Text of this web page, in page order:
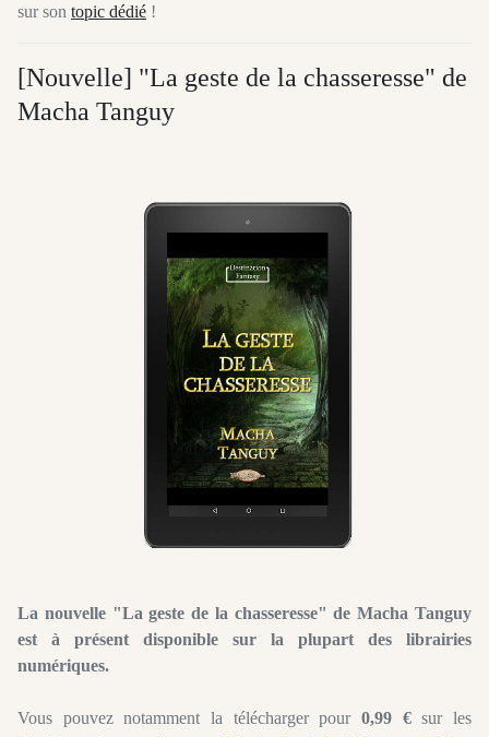
sur son topic dédié !
[Nouvelle] "La geste de la chasseresse" de
Macha Tanguy
La nouvelle "La geste de la chasseresse" de Macha Tanguy
est à présent disponible sur la plupart des librairies
numériques.
Vous pouvez notamment la télécharger pour 0,99 €sur les